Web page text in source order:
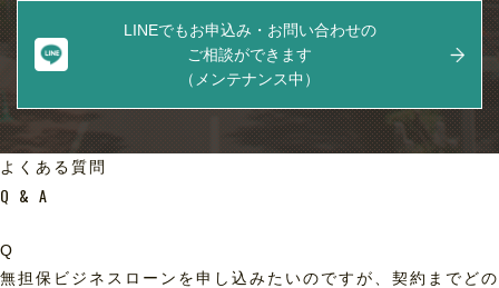
LINEでもお申込み・お問い合わせの
ご相談ができます
（メンテナンス中）
よくある質問
Q & A
Q
無担保ビジネスローンを申し込みたいのですが、契約までどの